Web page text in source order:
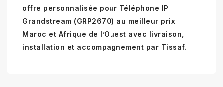
offre personnalisée pour Téléphone IP
Grandstream (GRP2670) au meilleur prix
Maroc et Afrique de l’Ouest avec livraison,
installation et accompagnement par Tissaf.